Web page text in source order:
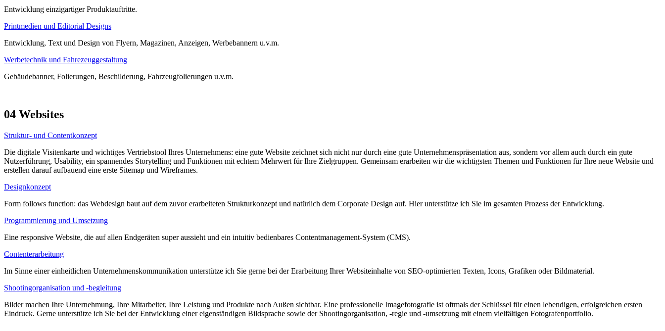
Entwicklung einzigartiger Produktauftritte.
Printmedien und Editorial Designs
Entwicklung, Text und Design von Flyern, Magazinen, Anzeigen, Werbebannern u.v.m.
Werbetechnik und Fahrezeuggestaltung
Gebäudebanner, Folierungen, Beschilderung, Fahrzeugfolierungen u.v.m.
04 Websites
Struktur- und Contentkonzept
Die digitale Visitenkarte und wichtiges Vertriebstool Ihres Unternehmens: eine gute Website zeichnet sich nicht nur durch eine gute Unternehmenspräsentation aus, sondern vor allem auch durch ein gute
Nutzerführung, Usability, ein spannendes Storytelling und Funktionen mit echtem Mehrwert für Ihre Zielgruppen. Gemeinsam erarbeiten wir die wichtigsten Themen und Funktionen für Ihre neue Website und
erstellen darauf aufbauend eine erste Sitemap und Wireframes.
Designkonzept
Form follows function: das Webdesign baut auf dem zuvor erarbeiteten Strukturkonzept und natürlich dem Corporate Design auf. Hier unterstütze ich Sie im gesamten Prozess der Entwicklung.
Programmierung und Umsetzung
Eine responsive Website, die auf allen Endgeräten super aussieht und ein intuitiv bedienbares Contentmanagement-System (CMS).
Contenterarbeitung
Im Sinne einer einheitlichen Unternehmenskommunikation unterstütze ich Sie gerne bei der Erarbeitung Ihrer Websiteinhalte von SEO-optimierten Texten, Icons, Grafiken oder Bildmaterial.
Shootingorganisation und -begleitung
Bilder machen Ihre Unternehmung, Ihre Mitarbeiter, Ihre Leistung und Produkte nach Außen sichtbar. Eine professionelle Imagefotografie ist oftmals der Schlüssel für einen lebendigen, erfolgreichen ersten
Eindruck. Gerne unterstütze ich Sie bei der Entwicklung einer eigenständigen Bildsprache sowie der Shootingorganisation, -regie und -umsetzung mit einem vielfältigen Fotografenportfolio.